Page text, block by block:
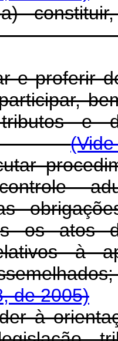
a)
e proferir
e
os atos
à
e
de 2005)
à